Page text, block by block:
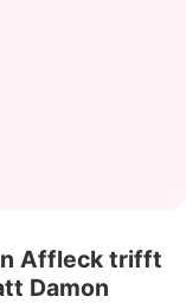
Affleck trifft
Damon